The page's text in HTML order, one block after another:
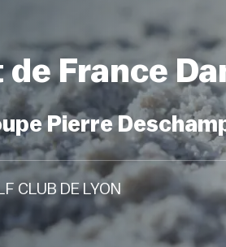
France
Pierre
CLUB DE LYON